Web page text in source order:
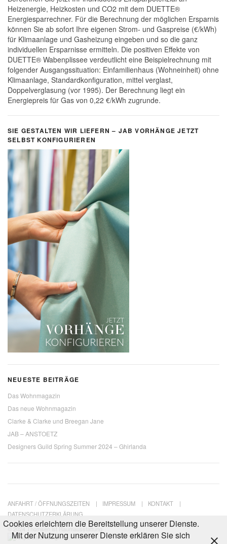
Heizenergie, Heizkosten und CO2 mit dem DUETTE®
Energiesparrechner. Für die Berechnung der möglichen Ersparnis
können Sie ab sofort Ihre eigenen Strom- und Gaspreise (€/kWh)
für Klimaanlage und Gasheizung eingeben und so die ganz
individuellen Ersparnisse ermitteln. Die positiven Effekte von
DUETTE® Wabenplissee verdeutlicht eine Beispielrechnung mit
folgender Ausgangssituation: Einfamilienhaus (Wohneinheit) ohne
Klimaanlage, Standardkonfiguration, mittel verglast,
Doppelverglasung (vor 1995). Der Berechnung liegt ein
Energiepreis für Gas von 0,22 €/kWh zugrunde.
SIE GESTALTEN WIR LIEFERN – JAB VORHÄNGE JETZT
SELBST KONFIGURIEREN
NEUESTE BEITRÄGE
Das Wohnmagazin
Das neue Wohnmagazin
Clarke & Clarke und Breegan Jane
JAB – ANSTOETZ
Designers Guild Spring Summer 2024 – Ghirlanda
ANFAHRT / ÖFFNUNGSZEITEN IMPRESSUM
KONTAKT
DATENSCHUTZERKLÄRUNG
© 2024 Thomsen ist Raumausstattung
Cookies erleichtern die Bereitstellung unserer Dienste.
Mit der Nutzung unserer Dienste erklären Sie sich